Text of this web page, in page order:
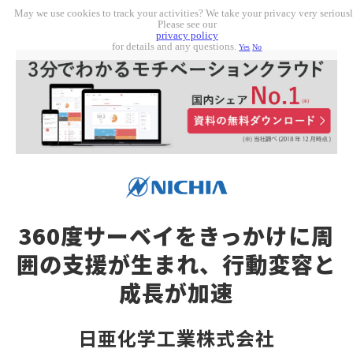
360度サーベイをきっかけに周
囲の支援が生まれ、 行動変容と
成長が加速
日亜化学工業株式会社
May we use cookies to track your activities? We take your privacy very
Please see our
privacy policy
for details and any questions.Yes No